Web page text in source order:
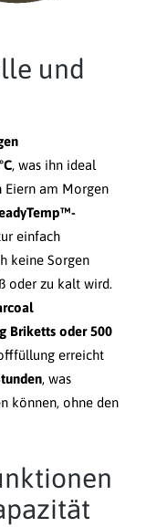
und
, was ihn ideal
Eiern am Morgen
einfach
keine Sorgen
oder zu kalt wird.
Briketts oder 500
erreicht
, was
können, ohne den